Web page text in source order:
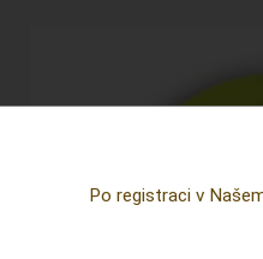
Po registraci v